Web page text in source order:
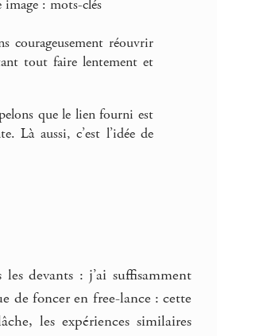
: mots-clés
courageusement réouvrir
tout faire lentement et
que le lien fourni est
Là aussi, c’est l’idée de
devants : j’ai suffisamment
de foncer en free-lance : cette
les expériences similaires